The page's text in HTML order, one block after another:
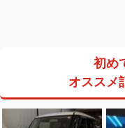
初め
オススメ